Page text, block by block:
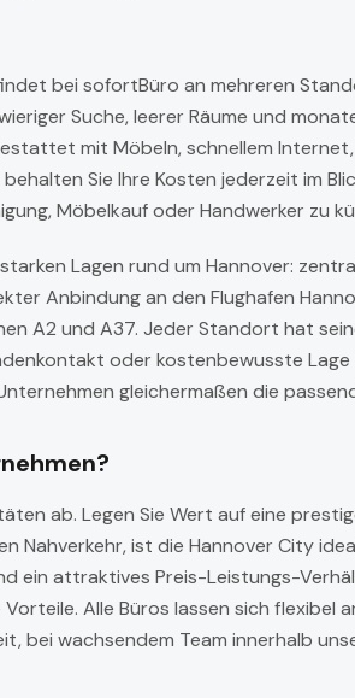
bei sofortBüro an mehreren
Suche, leerer Räume und
mit Möbeln, schnellem
Sie Ihre Kosten jederzeit im
Möbelkauf oder Handwerker zu
Lagen rund um Hannover:
Anbindung an den Flughafen
A2 und A37. Jeder Standort hat
oder kostenbewusste Lage
gleichermaßen die
ab. Legen Sie Wert auf eine
Nahverkehr, ist die Hannover City
ein attraktives Preis-Leistungs-
Alle Büros lassen sich flexibel
bei wachsendem Team innerhalb